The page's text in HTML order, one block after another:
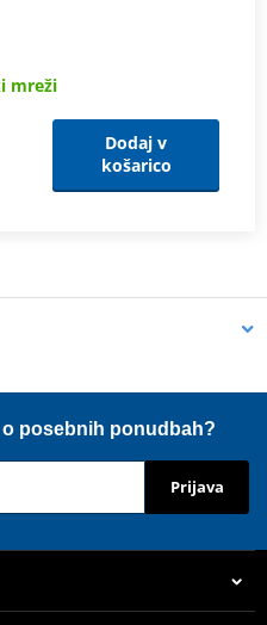
mreži
Dodaj v
košarico
posebnih ponudbah?
Prijava